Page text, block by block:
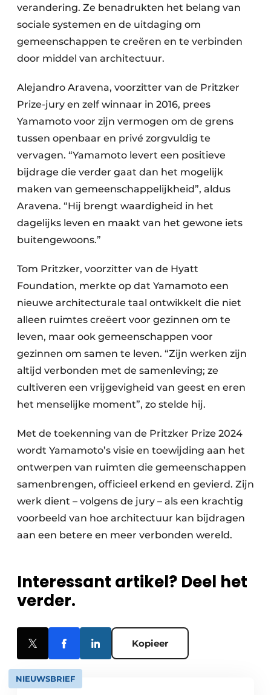
verandering. Ze benadrukten het belang van
sociale systemen en de uitdaging om
gemeenschappen te creëren en te verbinden
door middel van architectuur.
Alejandro Aravena, voorzitter van de Pritzker
Prize-jury en zelf winnaar in 2016, prees
Yamamoto voor zijn vermogen om de grens
tussen openbaar en privé zorgvuldig te
vervagen. “Yamamoto levert een positieve
bijdrage die verder gaat dan het mogelijk
maken van gemeenschappelijkheid”, aldus
Aravena. “Hij brengt waardigheid in het
dagelijks leven en maakt van het gewone iets
buitengewoons.”
Tom Pritzker, voorzitter van de Hyatt
Foundation, merkte op dat Yamamoto een
nieuwe architecturale taal ontwikkelt die niet
alleen ruimtes creëert voor gezinnen om te
leven, maar ook gemeenschappen voor
gezinnen om samen te leven. “Zijn werken zijn
altijd verbonden met de samenleving; ze
cultiveren een vrijgevigheid van geest en eren
het menselijke moment”, zo stelde hij.
Met de toekenning van de Pritzker Prize 2024
wordt Yamamoto’s visie en toewijding aan het
ontwerpen van ruimten die gemeenschappen
samenbrengen, officieel erkend en gevierd. Zijn
werk dient – volgens de jury – als een krachtig
voorbeeld van hoe architectuur kan bijdragen
aan een betere en meer verbonden wereld.
Interessant artikel? Deel het
verder.
Kopieer
NIEUWSBRIEF